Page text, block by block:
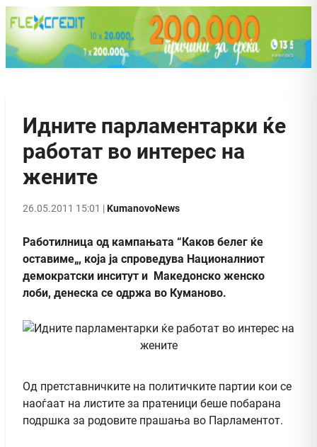
Идните парламентарки ќе
работат во интерeс на
жените
26.05.2011 15:01 |KumanovoNews
Работилница од кампањата “Каков белег ќе
оставиме„, која ја спроведува Националниот
демократски инситут и Македонско женско
лоби, денеска се одржа во Куманово.
Од претставничките на политичките партии кои се
наоѓаат на листите за пратеници беше побарана
подршка за родовите прашања во Парламентот.